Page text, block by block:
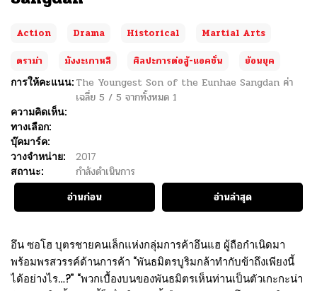
Action Drama Historical
Martial Arts
ดราม่า
มังงะเกาหลี ศิลปะการต่อสู้-แอคชั่น
ย้อนยุค
การให้คะแนน: The Youngest Son of the Eunhae Sangdan ค่า
เฉลี่ย 5 / 5 จากทั้งหมด 1
ความคิดเห็น:
ทางเลือก:
บุ๊คมาร์ค:
วางจำหน่าย:
2017
สถานะ:
กำลังดำเนินการ
อ่านก่อน
อ่านล่าสุด
อึน ซอโฮ บุตรชายคนเล็กแห่งกลุ่มการค้าอึนแฮ ผู้ถือกำเนิดมา
พร้อมพรสวรรค์ด้านการค้า “พันธมิตรบูริมกล้าทำกับข้าถึงเพียงนี้
ได้อย่างไร…?” “พวกเบื้องบนของพันธมิตรเห็นท่านเป็นตัวเกะกะน่า